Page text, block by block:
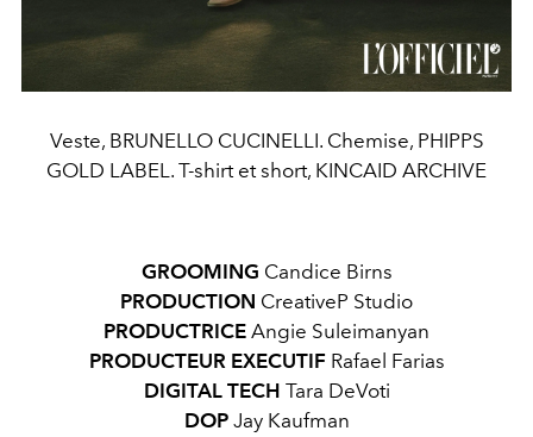
Veste, BRUNELLO CUCINELLI. Chemise, PHIPPS
GOLD LABEL. T-shirt et short, KINCAID ARCHIVE
GROOMING Candice Birns
PRODUCTION CreativeP Studio
PRODUCTRICE Angie Suleimanyan
PRODUCTEUR EXECUTIF Rafael Farias
DIGITAL TECH Tara DeVoti
DOP Jay Kaufman